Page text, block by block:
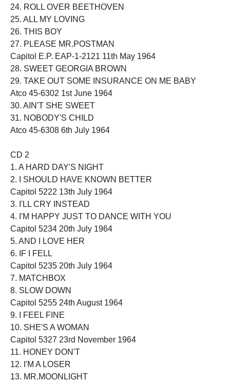
24. ROLL OVER BEETHOVEN
25. ALL MY LOVING
26. THIS BOY
27. PLEASE MR.POSTMAN
Capitol E.P. EAP-1-2121 11th May 1964
28. SWEET GEORGIA BROWN
29. TAKE OUT SOME INSURANCE ON ME BABY
Atco 45-6302 1st June 1964
30. AIN'T SHE SWEET
31. NOBODY'S CHILD
Atco 45-6308 6th July 1964
CD 2
1. A HARD DAY'S NIGHT
2. I SHOULD HAVE KNOWN BETTER
Capitol 5222 13th July 1964
3. I'LL CRY INSTEAD
4. I'M HAPPY JUST TO DANCE WITH YOU
Capitol 5234 20th July 1964
5. AND I LOVE HER
6. IF I FELL
Capitol 5235 20th July 1964
7. MATCHBOX
8. SLOW DOWN
Capitol 5255 24th August 1964
9. I FEEL FINE
10. SHE'S A WOMAN
Capitol 5327 23rd November 1964
11. HONEY DON'T
12. I'M A LOSER
13. MR.MOONLIGHT